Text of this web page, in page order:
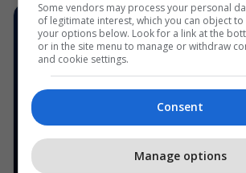
Some vendors may process your personal
of legitimate interest, which you can object
your options below. Look for a link at the
or in the site menu to manage or withdraw
and cookie settings.
Consent
Manage options